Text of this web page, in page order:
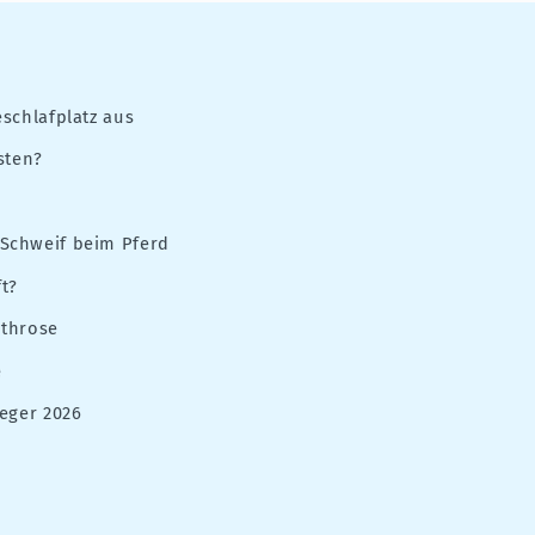
aus
beim Pferd
2026